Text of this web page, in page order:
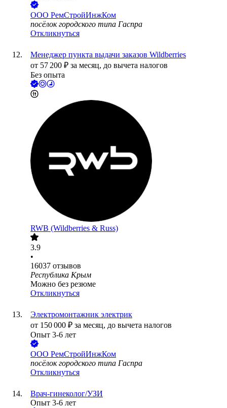
ООО РемСтройИнжКом
посёлок городского типа Гаспра
Откликнуться
Менеджер пункта выдачи заказов Wildberries
от 57 200 ₽ за месяц, до вычета налогов
Без опыта
RWB (Wildberries & Russ)
3.9
•
16037 отзывов
Республика Крым
Можно без резюме
Откликнуться
Электромонтажник электрик
от 150 000 ₽ за месяц, до вычета налогов
Опыт 3-6 лет
ООО РемСтройИнжКом
посёлок городского типа Гаспра
Откликнуться
Врач-гинеколог/УЗИ
Опыт 3-6 лет